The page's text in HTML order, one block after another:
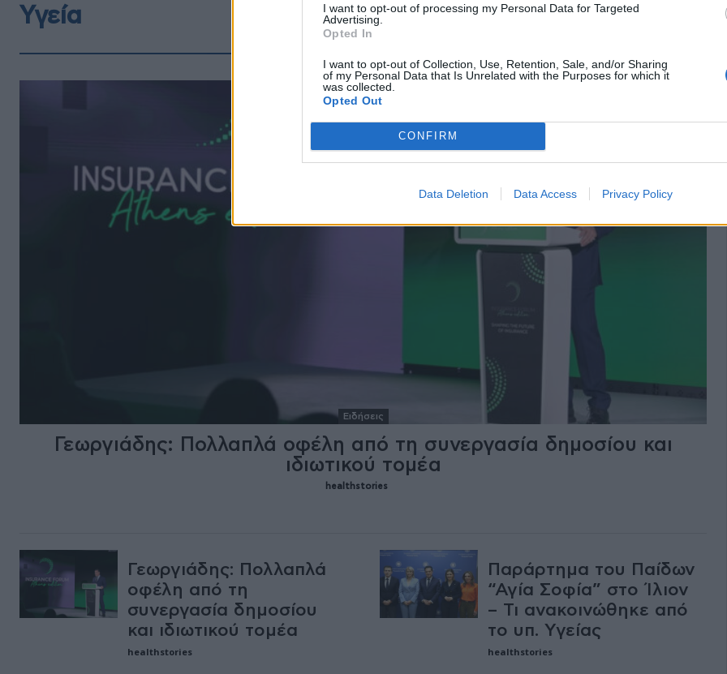
I want to opt-out of processing my Personal Data for Targeted
Advertising.
Opted In
I want to opt-out of Collection, Use, Retention, Sale, and/or Sharing
of my Personal Data that Is Unrelated with the Purposes for which it
was collected.
Opted Out
CONFIRM
Data Deletion Data Access Privacy Policy
Υγεία
Ειδήσεις
Γεωργιάδης: Πολλαπλά οφέλη από τη συνεργασία δημοσίου και
ιδιωτικού τομέα
healthstories
Γεωργιάδης: Πολλαπλά
οφέλη από τη
συνεργασία δημοσίου
και ιδιωτικού τομέα
healthstories
Παράρτημα του Παίδων
“Αγία Σοφία” στο Ίλιον
– Τι ανακοινώθηκε από
το υπ. Υγείας
healthstories